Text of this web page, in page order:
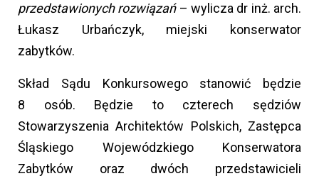
przedstawionych rozwiązań– wylicza dr inż. arch.
Łukasz Urbańczyk, miejski konserwator
zabytków.
Skład Sądu Konkursowego stanowić będzie
8 osób. Będzie to czterech sędziów
Stowarzyszenia Architektów Polskich, Zastępca
Śląskiego Wojewódzkiego Konserwatora
Zabytków oraz dwóch przedstawicieli